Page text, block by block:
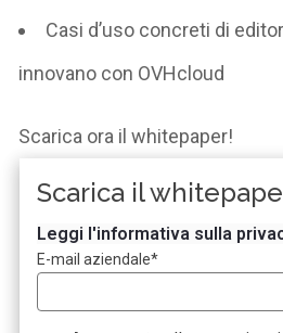
Casi d’uso concreti di
innovano con OVHcloud
Scarica ora ilwhitepaper!
Scarica il
Leggi l'informativa sulla
E-mail aziendale*